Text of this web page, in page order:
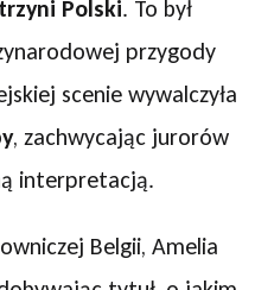
Polski. To był
przygody
scenie wywalczyła
, zachwycając jurorów
interpretacją.
Belgii, Amelia